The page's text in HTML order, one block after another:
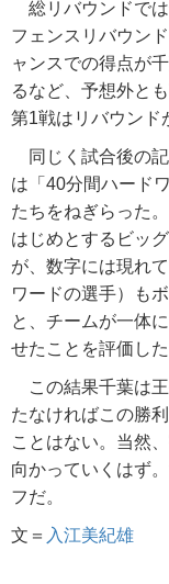
総リバウンドで
フェンスリバウン
ャンスでの得点が
るなど、予想外と
第1戦はリバウンド
同じく試合後の
は「40分間ハード
たちをねぎらった
はじめとするビッ
が、数字には現れ
ワードの選手）も
と、チームが一体
せたことを評価した
この結果千葉は
たなければこの勝
ことはない。当然
向かっていくはず
フだ。
文＝ 入江美紀雄